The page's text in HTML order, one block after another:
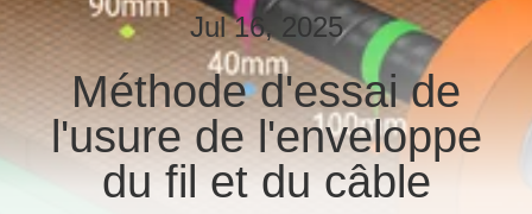
VISITE
D'USINE
CONTRÔLE
DE
Jul 16, 2025
Méthode d'essai de
l'usure de l'enveloppe
du fil et du câble